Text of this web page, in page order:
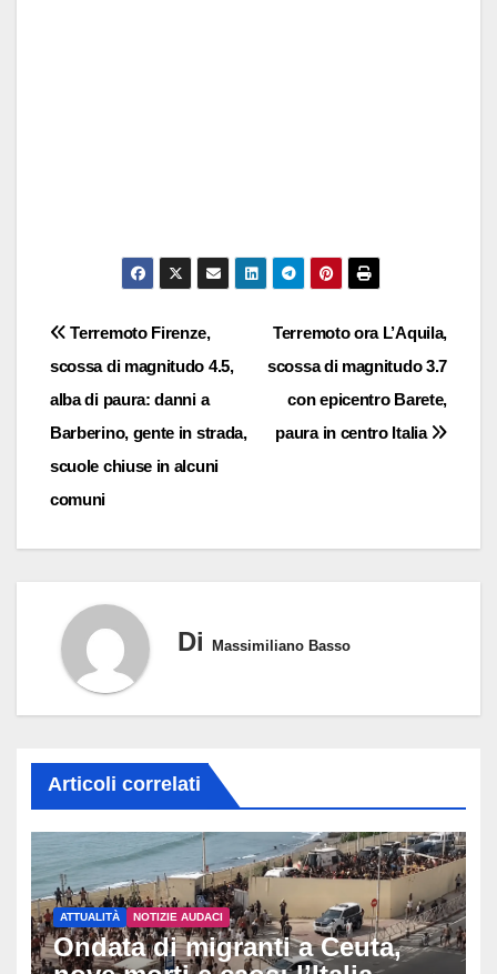
Navigazione
articoli
Terremoto ora L’Aquila,
scossa di magnitudo 3.7
con epicentro Barete,
paura in centro Italia
Terremoto Firenze,
scossa di magnitudo 4.5,
alba di paura: danni a
Barberino, gente in strada,
scuole chiuse in alcuni
comuni
Di Massimiliano Basso
Articoli correlati
ATTUALITÀ NOTIZIE AUDACI
Ondata di migranti a Ceuta,